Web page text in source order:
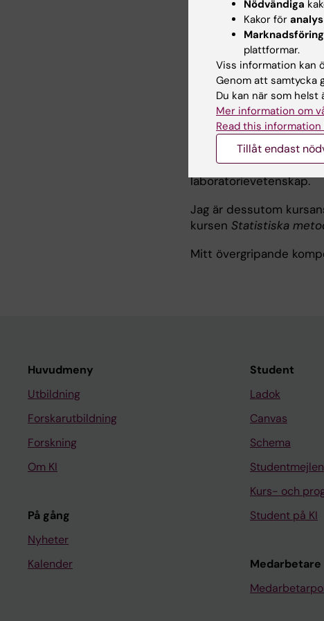
anpassning vid hälsa,
Undervisning
Min undervisning är
biomedicinska
masterprogrammen i
laboratorievetenskap.
Jag är dessutom
kursen Statistiska
Mitt övergripande
Huvudmeny
Utbildning
Forskarutbildning
Forskning
Om KI
På gång
Nyheter
Kalender
Student
Ladok
Canvas
Schema
Studentmejlen
Kurs- och
Student på KI
Medarbetare
Nödvändiga
Kakor för analys
plattformar.
Viss information kan
Genom att samtycka
Du kan när som
Mer information om
Read this information
Tillåt endast